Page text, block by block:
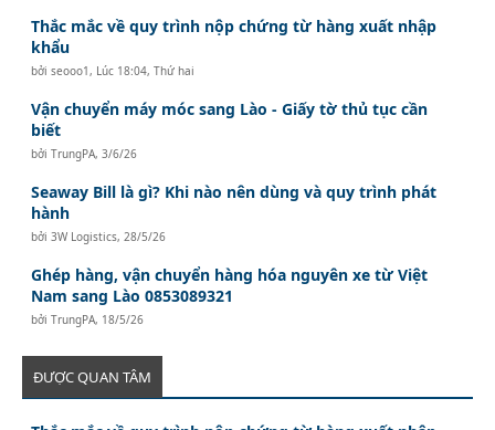
Thắc mắc về quy trình nộp chứng từ hàng xuất nhập
khẩu
bởiseooo1 , Lúc 18:04, Thứ hai
Vận chuyển máy móc sang Lào - Giấy tờ thủ tục cần
biết
bởiTrungPA,3/6/26
Seaway Bill là gì? Khi nào nên dùng và quy trình phát
hành
bởi3W Logistics, 28/5/26
Ghép hàng, vận chuyển hàng hóa nguyên xe từ Việt
Nam sang Lào 0853089321
bởiTrungPA, 18/5/26
ĐƯỢC QUAN TÂM